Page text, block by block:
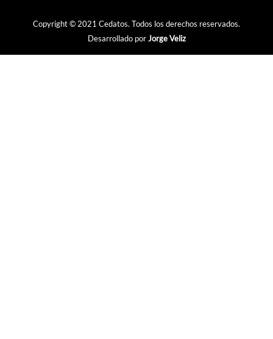
Copyright © 2021 Cedatos. Todos los derechos reservados.
Desarrollado porJorge Veliz